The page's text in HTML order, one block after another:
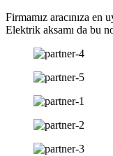
Firmamız aracınıza
Elektrik aksamı da bu